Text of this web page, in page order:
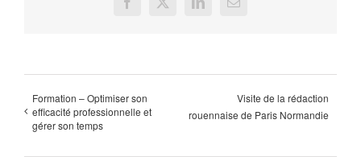
Facebook
X LinkedInEmail
Formation – Optimiser son
efficacité professionnelle et
gérer son temps
Visite de la rédaction
rouennaise de Paris Normandie